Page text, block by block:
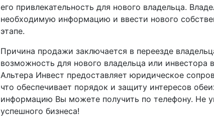
его привлекательность для нового владельца.
необходимую информацию и ввести нового
этапе.
Причина продажи заключается в переезде
возможность для нового владельца или инвестора
Альтера Инвест предоставляет юридическое
что обеспечивает порядок и защиту интересов
информацию Вы можете получить по телефону. Не
успешного бизнеса!